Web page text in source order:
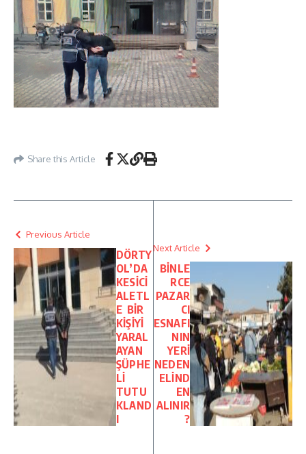
Share this Article
Previous Article
DÖRTY
OL’DA
KESİCİ
ALETL
E BİR
KİŞİYİ
YARAL
AYAN
ŞÜPHE
Lİ
TUTU
KLAND
I
Next Article
BİNLE
RCE
PAZAR
CI
ESNAFI
NIN
YERİ
NEDEN
ELİND
EN
ALINIR
?